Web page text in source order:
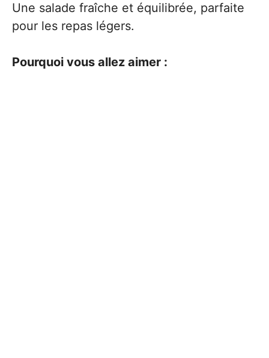
Une salade fraîche et équilibrée, parfaite
pour les repas légers.
Pourquoi vous allez aimer :